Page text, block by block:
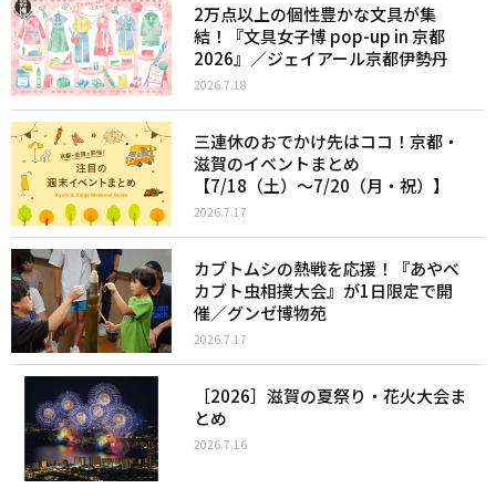
2万点以上の個性豊かな文具が集
結！『文具女子博 pop-up in 京都
2026』／ジェイアール京都伊勢丹
2026.7.18
三連休のおでかけ先はココ！京都・
滋賀のイベントまとめ
【7/18（土）〜7/20（月・祝）】
2026.7.17
カブトムシの熱戦を応援！『あやべ
カブト虫相撲大会』が1日限定で開
催／グンゼ博物苑
2026.7.17
［2026］滋賀の夏祭り・花火大会ま
とめ
2026.7.16